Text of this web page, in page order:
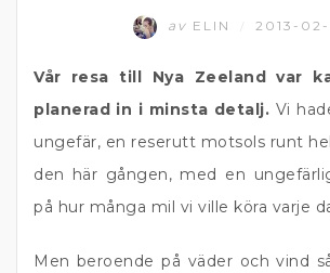
av ELIN 2013-
Vår resa till Nya Zeeland var
planerad in i minsta detalj. Vi
ungefär, en reserutt motsols runt
den här gången, med en
på hur många mil vi ville köra varje
Men beroende på väder och vind